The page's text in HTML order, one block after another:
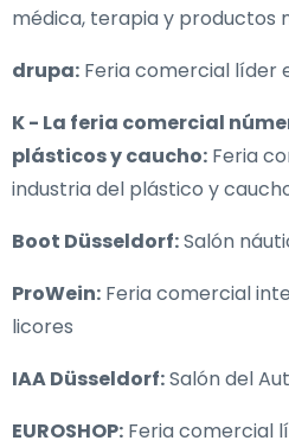
médica, terapia y productos
drupa: Feria comercial líder
K - La feria comercial
plásticos y caucho: Feria
industria del plástico y
Boot Düsseldorf:Salón
ProWein: Feria comercial
licores
IAA Düsseldorf:Salón del
EUROSHOP: Feria comercial